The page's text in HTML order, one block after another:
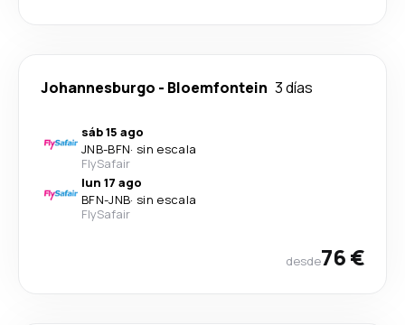
Johannesburgo - Bloemfontein 3 días
sáb 15 ago
JNB-BFN· sin escala
FlySafair
lun 17 ago
BFN-JNB· sin escala
FlySafair
desde76 €